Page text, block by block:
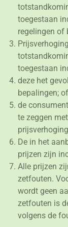
toegestaan
regelingen of
toegestaan
deze het
bepalingen; of
de
te zeggen
De in het
prijzen zijn
Alle prijzen
zetfouten.
wordt geen
zetfouten is
volgens de